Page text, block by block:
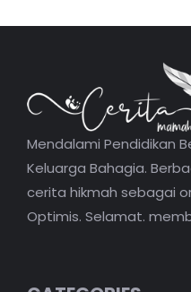
Mendalami Pendidikan
Keluarga Bahagia.
cerita hikmah sebagai
Optimis. Selamat.